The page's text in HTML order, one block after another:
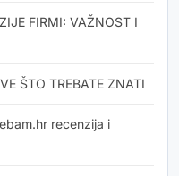
FIRMI: VAŽNOST I
ŠTO TREBATE ZNATI
recenzija i